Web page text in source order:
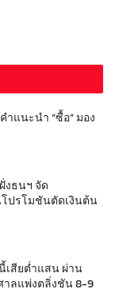
ำแนะนำ “ซื้อ” มอง
งธนฯ จัด
ปรโมชันตัดเงินต้น
เสียต่ำแสน ผ่าน
าลแพ่งตลิ่งชัน 8-9